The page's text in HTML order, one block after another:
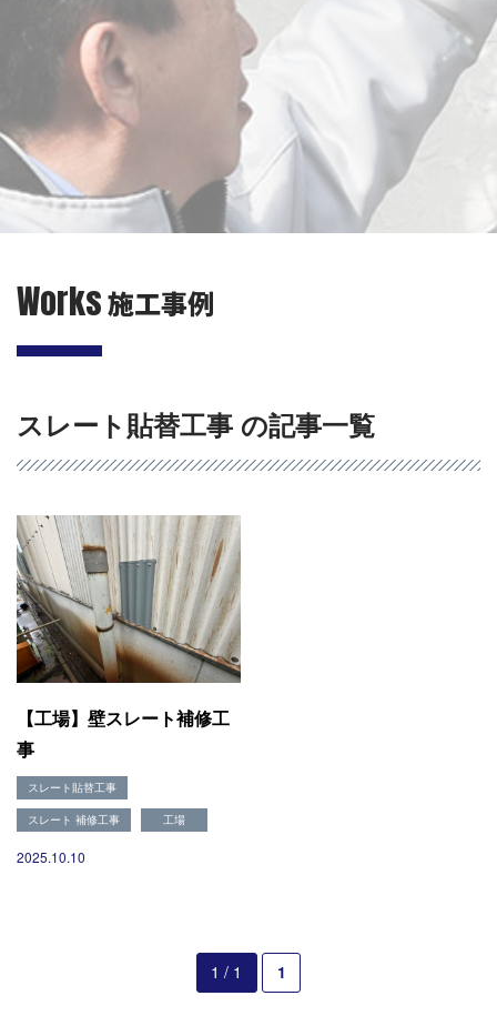
会社概要
選ばれる理由
施工事例
現場ブログ
リフォームQ&A
082-291-9400
営業時間10：00～18：00（日祝除く）
Works施工事例
スレート貼替工事 の記事一覧
【工場】壁スレート補修工
事
スレート貼替工事
スレート 補修工事 工場
2025.10.10
1 / 1 1